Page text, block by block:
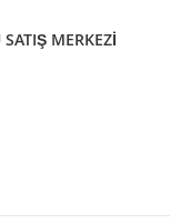
MERKEZİ